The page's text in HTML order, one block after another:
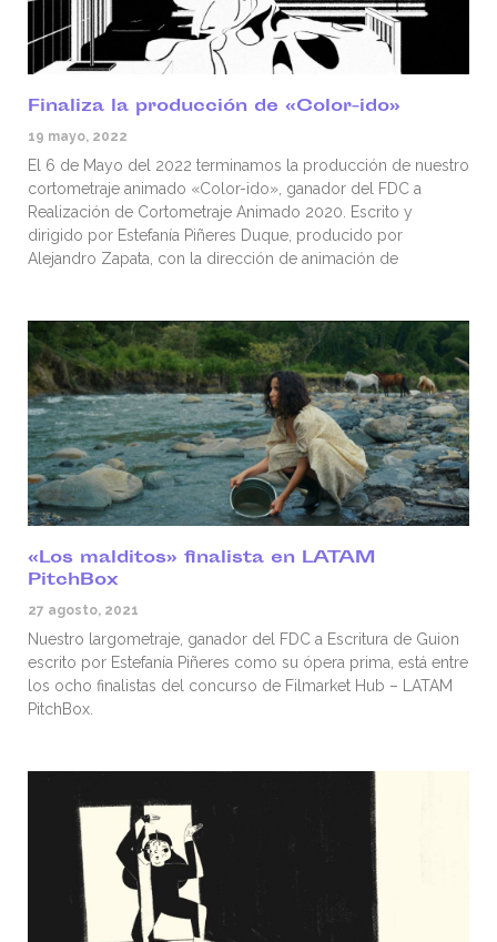
Finaliza la producción de «Color-ido»
19 mayo, 2022
El 6 de Mayo del 2022 terminamos la producción de nuestro
cortometraje animado «Color-ido», ganador del FDC a
Realización de Cortometraje Animado 2020. Escrito y
dirigido por Estefanía Piñeres Duque, producido por
Alejandro Zapata, con la dirección de animación de
«Los malditos» finalista en LATAM
PitchBox
27 agosto, 2021
Nuestro largometraje, ganador del FDC a Escritura de Guion
escrito por Estefanía Piñeres como su ópera prima, está entre
los ocho finalistas del concurso de Filmarket Hub – LATAM
PitchBox.